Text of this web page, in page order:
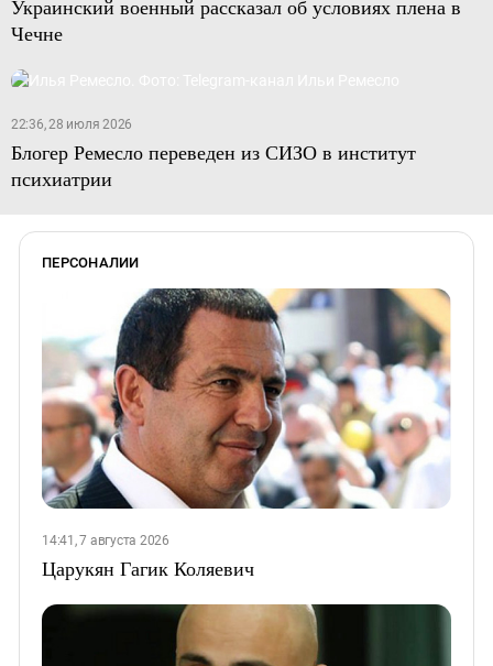
Украинский военный рассказал об условиях плена в
Чечне
22:36, 28 июля 2026
Блогер Ремесло переведен из СИЗО в институт
психиатрии
ПЕРСОНАЛИИ
14:41, 7 августа 2026
Царукян Гагик Коляевич